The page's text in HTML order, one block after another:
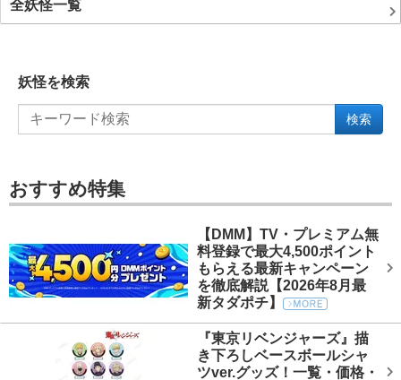
全妖怪一覧
妖怪を検索
検索
おすすめ特集
【DMM】TV・プレミアム無
料登録で最大4,500ポイント
もらえる最新キャンペーン
を徹底解説【2026年8月最
新タダポチ】
『東京リベンジャーズ』描
き下ろしベースボールシャ
ツver.グッズ！一覧・価格・